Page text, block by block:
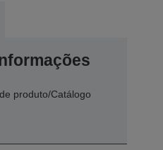
produto/Catálogo